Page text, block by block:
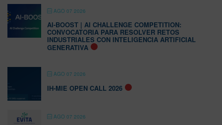
AGO 07 2026
AI-BOOST | AI CHALLENGE COMPETITION:
CONVOCATORIA PARA RESOLVER RETOS
INDUSTRIALES CON INTELIGENCIA ARTIFICIAL
GENERATIVA
AGO 07 2026
IH-MIE OPEN CALL 2026
AGO 07 2026